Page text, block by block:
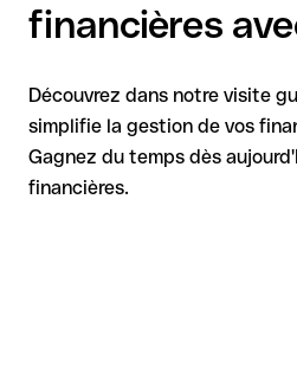
financières
Découvrez dans notre visite
simplifie la gestion de vos
Gagnez du temps dès
financières.